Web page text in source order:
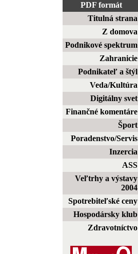
PDF formát
Titulná strana
Z domova
Podnikové spektrum
Zahranicie
Podnikateľ a štýl
Veda/Kultúra
Digitálny svet
Finančné komentáre
Šport
Poradenstvo/Servis
Inzercia
ASS
Veľtrhy a výstavy
2004
Spotrebiteľské ceny
Hospodársky klub
Zdravotníctvo